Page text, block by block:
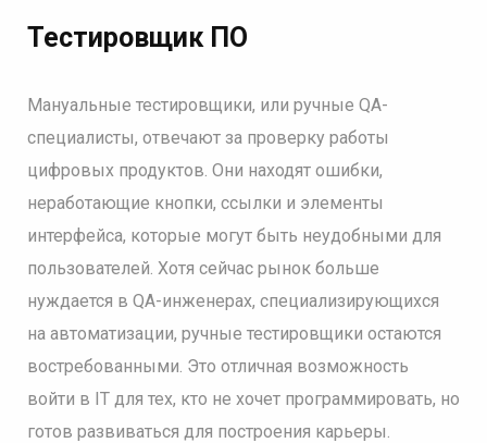
Тестировщик ПО
Мануальные тестировщики, или ручные QA-
специалисты, отвечают за проверку работы
цифровых продуктов. Они находят ошибки,
неработающие кнопки, ссылки и элементы
интерфейса, которые могут быть неудобными для
пользователей. Хотя сейчас рынок больше
нуждается в QA-инженерах, специализирующихся
на автоматизации, ручные тестировщики остаются
востребованными. Это отличная возможность
войти в IT для тех, кто не хочет программировать, но
готов развиваться для построения карьеры.